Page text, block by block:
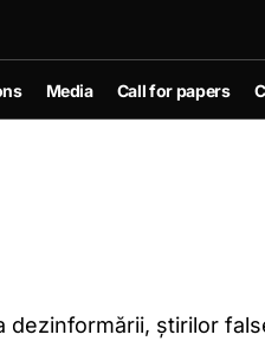
Media Call for papers
dezinformării, știrilor